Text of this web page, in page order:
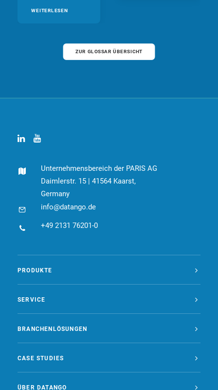
WEITERLESEN
ZUR GLOSSAR ÜBERSICHT
Unternehmensbereich der PARIS AG
Daimlerstr. 15 | 41564 Kaarst,
Germany
info@datango.de
+49 2131 76201-0
PRODUKTE
SERVICE
BRANCHENLÖSUNGEN
CASE STUDIES
ÜBER DATANGO